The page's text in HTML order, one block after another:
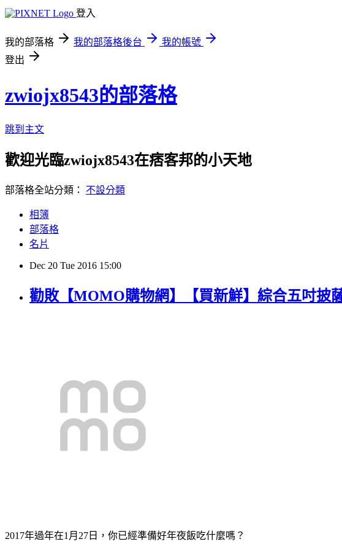
登入
我的部落格 我的部落格後台
我的帳號
登出
zwiojx8543的部落格
跳到主文
歡迎光臨zwiojx8543在痞客邦的小天地
部落格全站分類： 不設分類
相簿
部落格
名片
Dec 20 Tue 2016 15:00
勸敗【MOMO購物網】【買新鮮】綜合五吋披
2017年過年在1月27日，你已經準備好年夜飯吃什麼嗎？